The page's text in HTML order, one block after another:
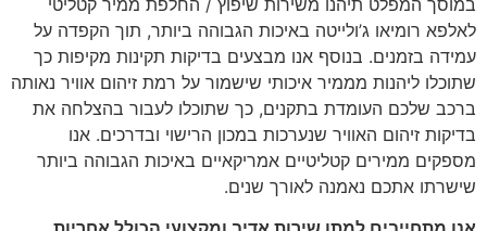
לאלפא רומיאו ג’ולייטה באיכות הגבוהה ביותר, תוך הקפדה על
עמידה בזמנים. בנוסף אנו מבצעים בדיקות תקינות מקיפות כך
שתוכלו ליהנות מממיר איכותי שישמור על רמת זיהום אוויר נאותה
ברכב שלכם העומדת בתקנים, כך שתוכלו לעבור בהצלחה את
בדיקות זיהום האוויר שנערכות במכון הרישוי ובדרכים. אנו
מספקים ממירים קטליטיים אמריקאיים באיכות הגבוהה ביותר
שישרתו אתכם נאמנה לאורך שנים.